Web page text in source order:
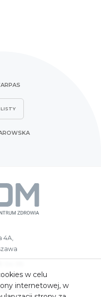
w celu
internetowej, w
4A,
687